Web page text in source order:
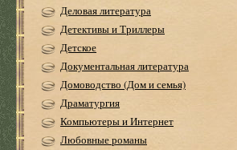
Деловая литература
Детективы и Триллеры
Детское
Документальная литература
Домоводство (Дом и семья)
Драматургия
Компьютеры и Интернет
Любовные романы